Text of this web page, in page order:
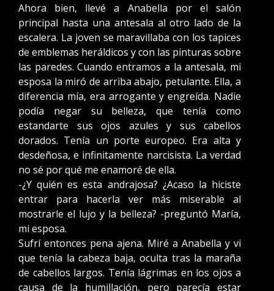
Ahora bien, llevé a Anabella por el salón
principal hasta una antesala al otro lado de la
escalera. La joven se maravillaba con los tapices
de emblemas heráldicos y con las pinturas sobre
las paredes. Cuando entramos a la antesala, mi
esposa la miró de arriba abajo, petulante. Ella, a
diferencia mía, era arrogante y engreída. Nadie
podía negar su belleza, que tenía como
estandarte sus ojos azules y sus cabellos
dorados. Tenía un porte europeo. Era alta y
desdeñosa, e infinitamente narcisista. La verdad
no sé por qué me enamoré de ella.
-¿Y quién es esta andrajosa? ¿Acaso la hiciste
entrar para hacerla ver más miserable al
mostrarle el lujo y la belleza? -preguntó María,
mi esposa.
Sufrí entonces pena ajena. Miré a Anabella y vi
que tenía la cabeza baja, oculta tras la maraña
de cabellos largos. Tenía lágrimas en los ojos a
causa de la humillación, pero parecía estar